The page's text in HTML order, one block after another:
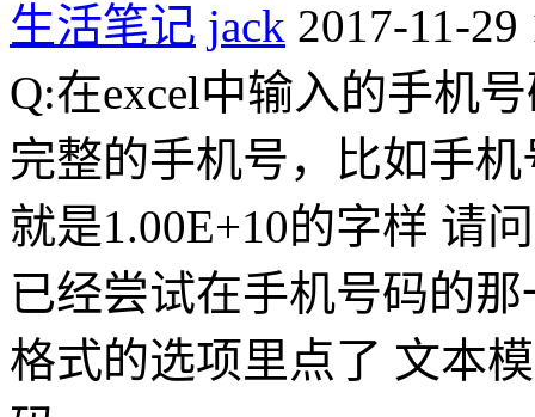
生活笔记 jack 2017-11-29
Q:在excel中输入的手机
完整的手机号，比如手机
就是1.00E+10的字样 请
已经尝试在手机号码的
格式的选项里点了 文本